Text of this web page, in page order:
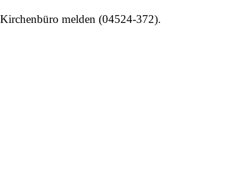
melden (04524-372).